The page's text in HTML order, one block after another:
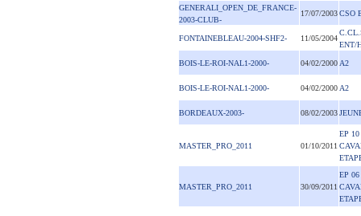
GENERALI_OPEN_DE_FRANCE-
2003-CLUB-
17/07/2003CSO
FONTAINEBLEAU-2004-SHF2- 11/05/2004
ENT/
BOIS-LE-ROI-NAL1-2000- 04/02/2000 A2
BOIS-LE-ROI-NAL1-2000- 04/02/2000 A2
BORDEAUX-2003- 08/02/2003
MASTER_PRO_2011 01/10/2011
EP
MASTER_PRO_2011 30/09/2011
EP